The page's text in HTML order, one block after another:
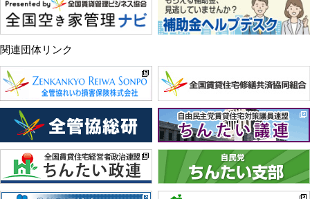
関連団体リンク